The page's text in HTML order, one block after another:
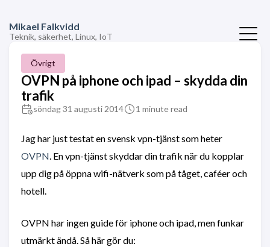
Mikael Falkvidd
Teknik, säkerhet, Linux, IoT
Övrigt
OVPN på iphone och ipad – skydda din
trafik
söndag 31 augusti 2014 1 minute read
Jag har just testat en svensk vpn-tjänst som heter
OVPN. En vpn-tjänst skyddar din trafik när du kopplar
upp dig på öppna wifi-nätverk som på tåget, caféer och
hotell.
OVPN har ingen guide för iphone och ipad, men funkar
utmärkt ändå. Så här gör du: